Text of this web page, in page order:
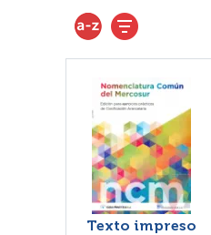
Texto impreso